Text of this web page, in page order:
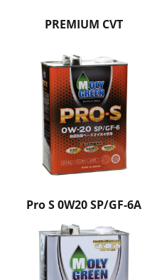
PREMIUM CVT
Pro S 0W20 SP/GF-6A